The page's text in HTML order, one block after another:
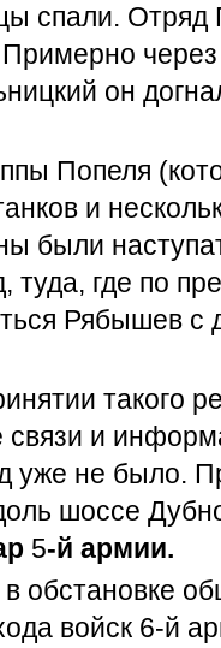
спали. Отряд
Примерно
он
Попеля
и
были
туда, где по
Рябышев с
такого
связи и
уже не было.
шоссе
5-й армии.
обстановке
войск 6-й